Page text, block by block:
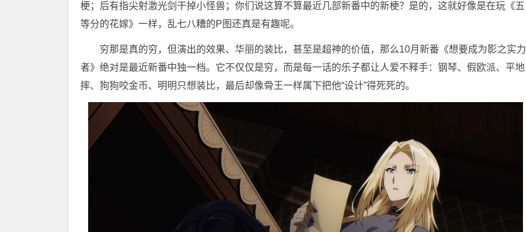
梗；后有指尖射激光剑干掉小怪兽；你们说这算不算最近几部新番中的新梗？是的，这就好像是在玩《五
等分的花嫁》一样，乱七八糟的P图还真是有趣呢。
穷那是真的穷，但演出的效果、华丽的装比，甚至是超神的价值，那么10月新番《想要成为影之实力
者》绝对是最近新番中独一档。它不仅仅是穷，而是每一话的乐子都让人爱不释手：钢琴、假欧派、平地
摔、狗狗咬金币、明明只想装比，最后却像骨王一样属下把他“设计”得死死的。